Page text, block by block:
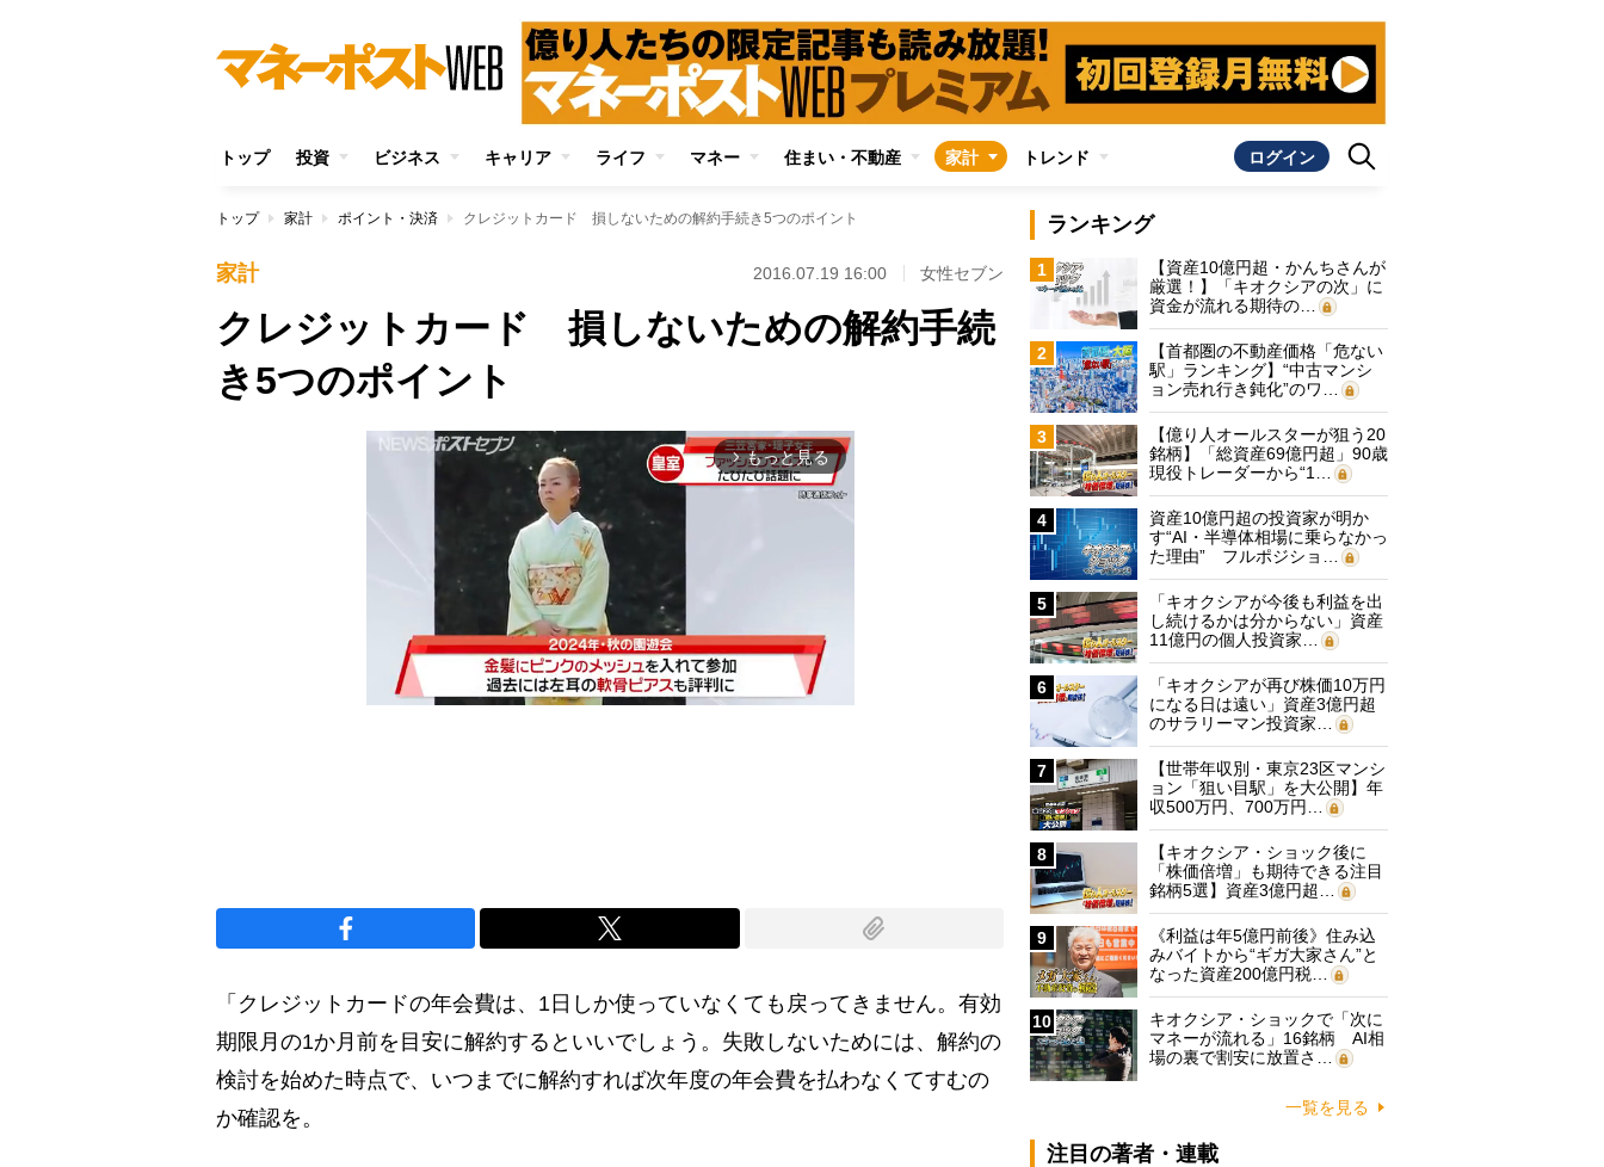
トップ 投資 ビジネス キャリア ライフ マネー 住まい・不動産 家計 トレンド ログイン
トップ 家計 ポイント・決済 クレジットカード 損しないための解約手続き5つのポイント
家計 2016.07.19 16:00 女性セブン
クレジットカード 損しないための解約手続
き5つのポイント
arrow_forward_ios もっと見る
「クレジットカードの年会費は、1日しか使っていなくても戻ってきません。有効
期限月の1か月前を目安に解約するといいでしょう。失敗しないためには、解約の
検討を始めた時点で、いつまでに解約すれば次年度の年会費を払わなくてすむの
か確認を。
ランキング
1
【資産10億円超・かんちさんが
厳選！】「キオクシアの次」に
資金が流れる期待の…
2
【首都圏の不動産価格「危ない
駅」ランキング】“中古マンシ
ョン売れ行き鈍化”のワ…
3
【億り人オールスターが狙う20
銘柄】「総資産69億円超」90歳
現役トレーダーから“1…
4
資産10億円超の投資家が明か
す“AI・半導体相場に乗らなかっ
た理由” フルポジショ…
5
「キオクシアが今後も利益を出
し続けるかは分からない」資産
11億円の個人投資家…
6
「キオクシアが再び株価10万円
になる日は遠い」資産3億円超
のサラリーマン投資家…
7
【世帯年収別・東京23区マンシ
ョン「狙い目駅」を大公開】年
収500万円、700万円…
8
【キオクシア・ショック後に
「株価倍増」も期待できる注目
銘柄5選】資産3億円超…
9
《利益は年5億円前後》住み込
みバイトから“ギガ大家さん”と
なった資産200億円税…
10
キオクシア・ショックで「次に
マネーが流れる」16銘柄 AI相
場の裏で割安に放置さ…
一覧を見る
注目の著者・連載